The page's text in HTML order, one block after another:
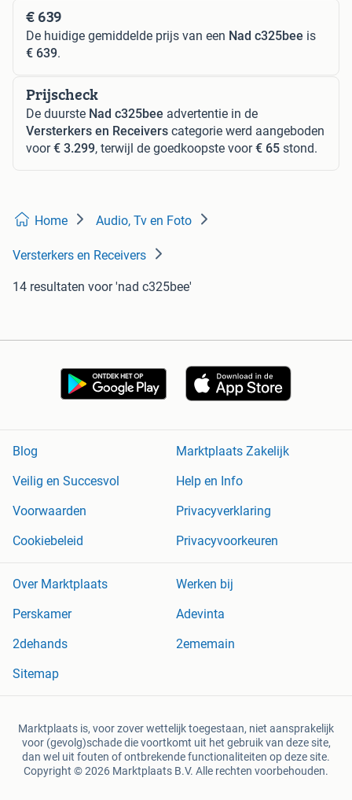
€ 639
De huidige gemiddelde prijs van een Nad c325bee is
€ 639.
Prijscheck
De duurste Nad c325bee advertentie in de
Versterkers en Receivers categorie werd aangeboden
voor€ 3.299, terwijl de goedkoopste voor€ 65 stond.
Home Audio, Tv en Foto
Versterkers en Receivers
14 resultaten voor 'nad c325bee'
Blog
Marktplaats Zakelijk
Veilig en Succesvol
Help en Info
Voorwaarden
Privacyverklaring
Cookiebeleid
Privacyvoorkeuren
Over Marktplaats
Werken bij
Perskamer
Adevinta
2dehands
2ememain
Sitemap
Marktplaats is, voor zover wettelijk toegestaan, niet aansprakelijk
voor (gevolg)schade die voortkomt uit het gebruik van deze site,
dan wel uit fouten of ontbrekende functionaliteiten op deze site.
Copyright © 2026 Marktplaats B.V. Alle rechten voorbehouden.